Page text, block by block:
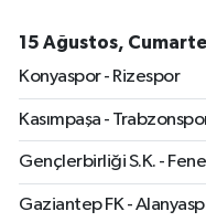
15 Ağustos,
Konyaspor - Rizespor
Kasımpaşa -
Gençlerbirliği S.K. -
Gaziantep FK -